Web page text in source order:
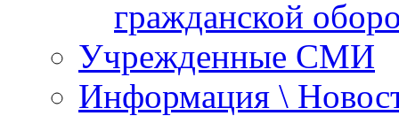
гражданской
Учрежденные СМИ
Информация \